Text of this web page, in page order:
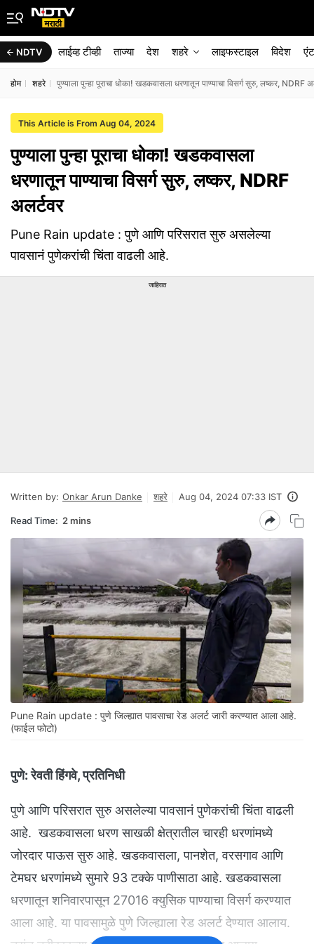
NDTV लाईव्ह टीव्ही ताज्या देश शहरे लाइफस्टाइल विदेश
होम शहरे पुण्याला पुन्हा पूराचा धोका! खडकवासला धरणातून पाण्याचा विसर्ग सुरु, लष्कर, NDRF
This Article is From Aug 04, 2024
पुण्याला पुन्हा पूराचा धोका! खडकवासला
धरणातून पाण्याचा विसर्ग सुरु, लष्कर, NDRF
अलर्टवर
Pune Rain update : पुणे आणि परिसरात सुरु असलेल्या
पावसानं पुणेकरांची चिंता वाढली आहे.
जाहिरात
Written by: Onkar Arun Danke शहरे Aug 04, 2024 07:33 IST
Read Time: 2 mins
Pune Rain update : पुणे जिल्ह्यात पावसाचा रेड अलर्ट जारी करण्यात आला आहे.
(फाईल फोटो)
पुणे: रेवती हिंगवे, प्रतिनिधी
पुणे आणि परिसरात सुरु असलेल्या पावसानं पुणेकरांची चिंता वाढली
आहे. खडकवासला धरण साखळी क्षेत्रातील चारही धरणांमध्ये
जोरदार पाऊस सुरु आहे. खडकवासला, पानशेत, वरसगाव आणि
टेमघर धरणांमध्ये सुमारे 93 टक्के पाणीसाठा आहे. खडकवासला
धरणातून शनिवारपासून 27016 क्युसिक पाण्याचा विसर्ग करण्यात
आला आहे. या पावसामुळे पुणे जिल्ह्याला रेड अलर्ट देण्यात आलाय.